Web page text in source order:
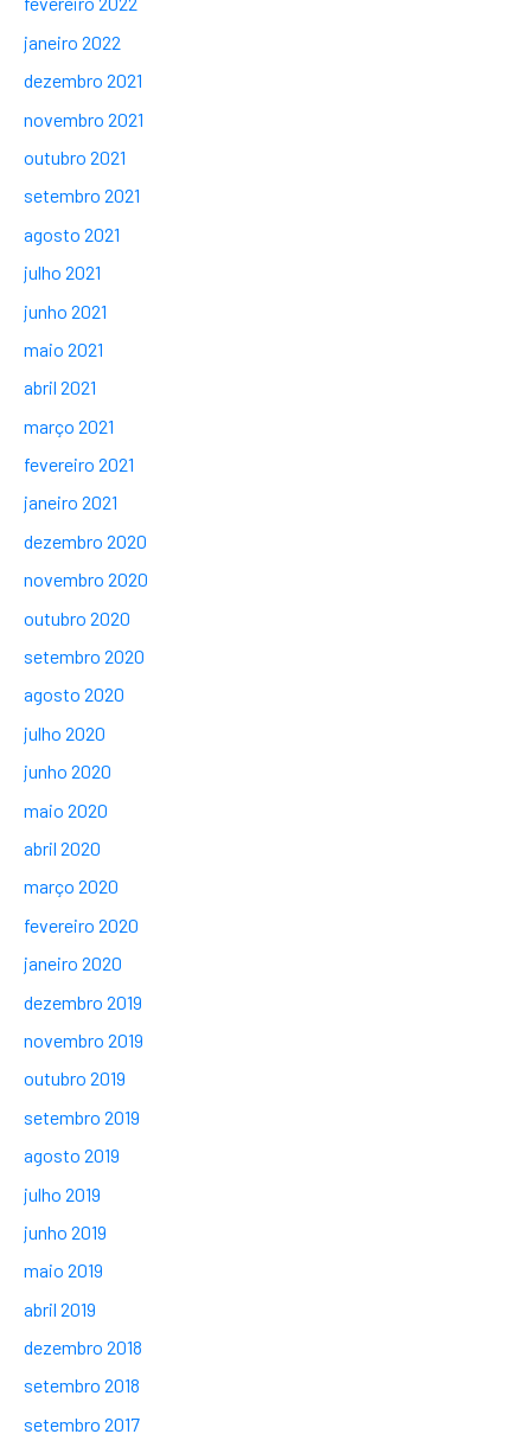
janeiro 2022
dezembro 2021
novembro 2021
outubro 2021
setembro 2021
agosto 2021
julho 2021
junho 2021
maio 2021
abril 2021
março 2021
fevereiro 2021
janeiro 2021
dezembro 2020
novembro 2020
outubro 2020
setembro 2020
agosto 2020
julho 2020
junho 2020
maio 2020
abril 2020
março 2020
fevereiro 2020
janeiro 2020
dezembro 2019
novembro 2019
outubro 2019
setembro 2019
agosto 2019
julho 2019
junho 2019
maio 2019
abril 2019
dezembro 2018
setembro 2018
setembro 2017